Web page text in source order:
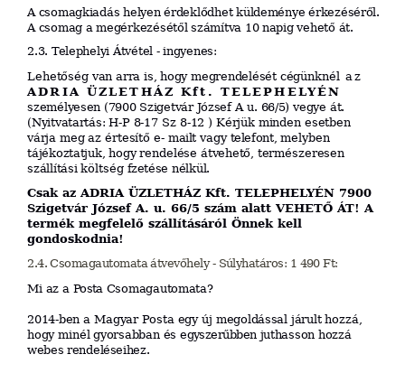
A csomagkiadás helyen érdeklődhet küldeménye érkezéséről.
A csomag a megérkezésétől számítva 10 napig vehető át.
2.3. Telephelyi Átvétel - ingyenes:
Lehetőség van arra is, hogy megrendelését cégünknél az
ADRIA ÜZLETHÁZ Kft. TELEPHELYÉN
személyesen (7900 Szigetvár JózsefA u. 66/5) vegye át.
(Nyitvatartás: H-P 8-17 Sz 8-12 )Kérjük minden esetben
várja meg az értesítő e- mailt vagy telefont, melyben
tájékoztatjuk, hogy rendelése átvehető, természeresen
szállítási költség fzetése nélkül.
Csak az ADRIA ÜZLETHÁZ Kft. TELEPHELYÉN 7900
Szigetvár József A. u. 66/5 szám alatt VEHETŐ ÁT! A
termék megfelelő szállításáról Önnek kell
gondoskodnia!
2.4. Csomagautomata átvevőhely - Súlyhatáros: 1 490 Ft:
Mi az aPosta Csomagautomata?
2014-bena Magyar Posta egy új megoldással járult hozzá,
hogy minél gyorsabban és egyszerűbben juthasson hozzá
webes rendeléseihez.